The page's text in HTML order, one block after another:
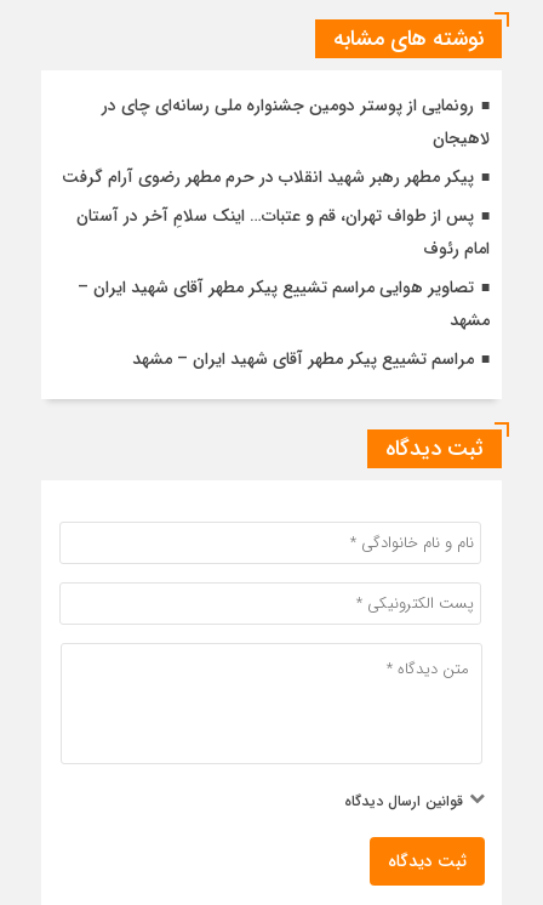
نوشته های مشابه
رونمایی از پوستر دومین جشنواره ملی رسانه‌ای چای در
لاهیجان
پیکر مطهر رهبر شهید انقلاب در حرم مطهر رضوی آرام گرفت
پس از طواف تهران، قم و عتبات… اینک سلامِ آخر در آستان
امام رئوف
تصاویر هوایی مراسم تشییع پیکر مطهر آقای شهید ایران –
مشهد
مراسم تشییع پیکر مطهر آقای شهید ایران – مشهد
ثبت دیدگاه
قوانین ارسال دیدگاه
ثبت دیدگاه